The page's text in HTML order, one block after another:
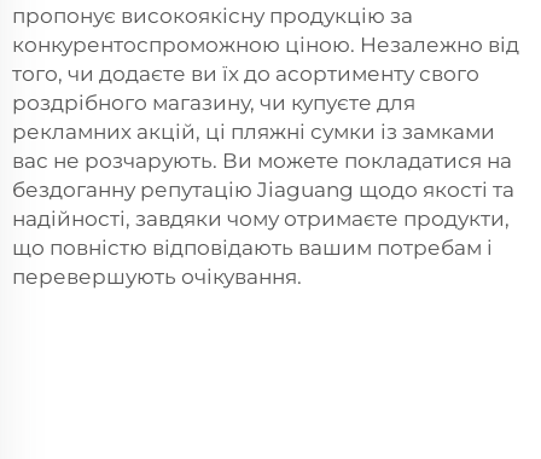
пропонує високоякісну продукцію за
конкурентоспроможною ціною. Незалежно від
того, чи додаєте ви їх до асортименту свого
роздрібного магазину, чи купуєте для
рекламних акцій, ці пляжні сумки із замками
вас не розчарують. Ви можете покладатися на
бездоганну репутацію Jiaguang щодо якості та
надійності, завдяки чому отримаєте продукти,
що повністю відповідають вашим потребам і
перевершують очікування.